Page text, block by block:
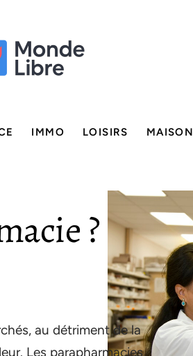
IMMO LOISIRS MAISON
?
au détriment de la
Les parapharmacies